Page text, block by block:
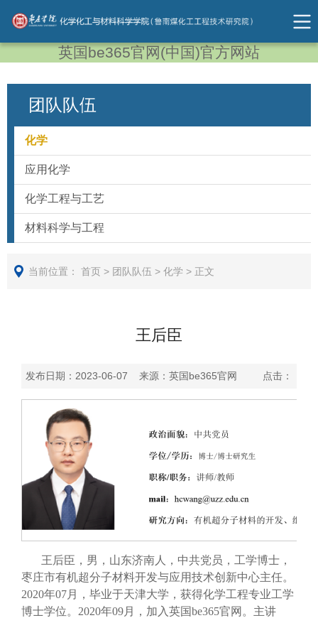
英国be365官网(中国)官方网站
团队队伍
化学
应用化学
化学工程与工艺
材料科学与工程
当前位置： 首页 > 团队队伍 > 化学 > 正文
王后臣
发布日期：2023-06-07 来源：英国be365官网 点击：
王后臣，男，山东济南人，中共党员，工学博士，
枣庄市有机超分子材料开发与应用技术创新中心主任。
2020年07月，毕业于天津大学，获得化学工程专业工学
博士学位。2020年09月，加入英国be365官网。主讲